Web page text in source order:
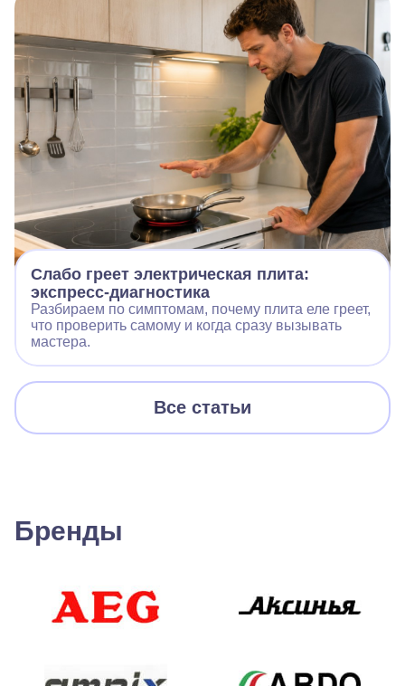
Слабо греет электрическая плита:
экспресс‑диагностика
Разбираем по симптомам, почему плита еле греет,
что проверить самому и когда сразу вызывать
мастера.
Все статьи
Бренды